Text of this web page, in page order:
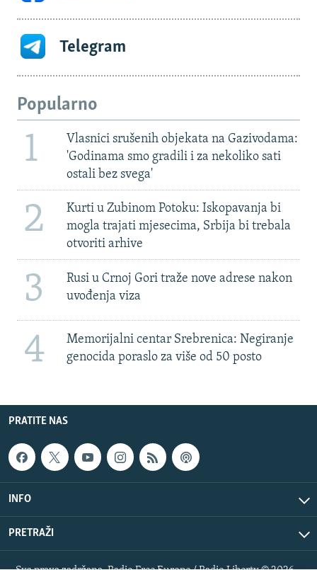
Telegram
Popularno
1
Vlasnici srušenih objekata na Gazivodama:
'Godinama smo gradili i za nekoliko sati
ostali bez svega'
2
Kurti u Zubinom Potoku: Iskopavanja bi
mogla trajati mjesecima, Srbija bi trebala
otvoriti arhive
3
Rusi u Crnoj Gori traže nove adrese nakon
uvođenja viza
4
Memorijalni centar Srebrenica: Negiranje
genocida poraslo za više od 50 posto
PRATITE NAS
INFO
PRETRAŽI